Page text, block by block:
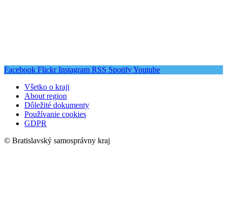
Facebook Flickr Instagram RSS SpotifyYoutube
Všetko o kraji
About region
Dôležité dokumenty
Používanie cookies
GDPR
© Bratislavský samosprávny kraj